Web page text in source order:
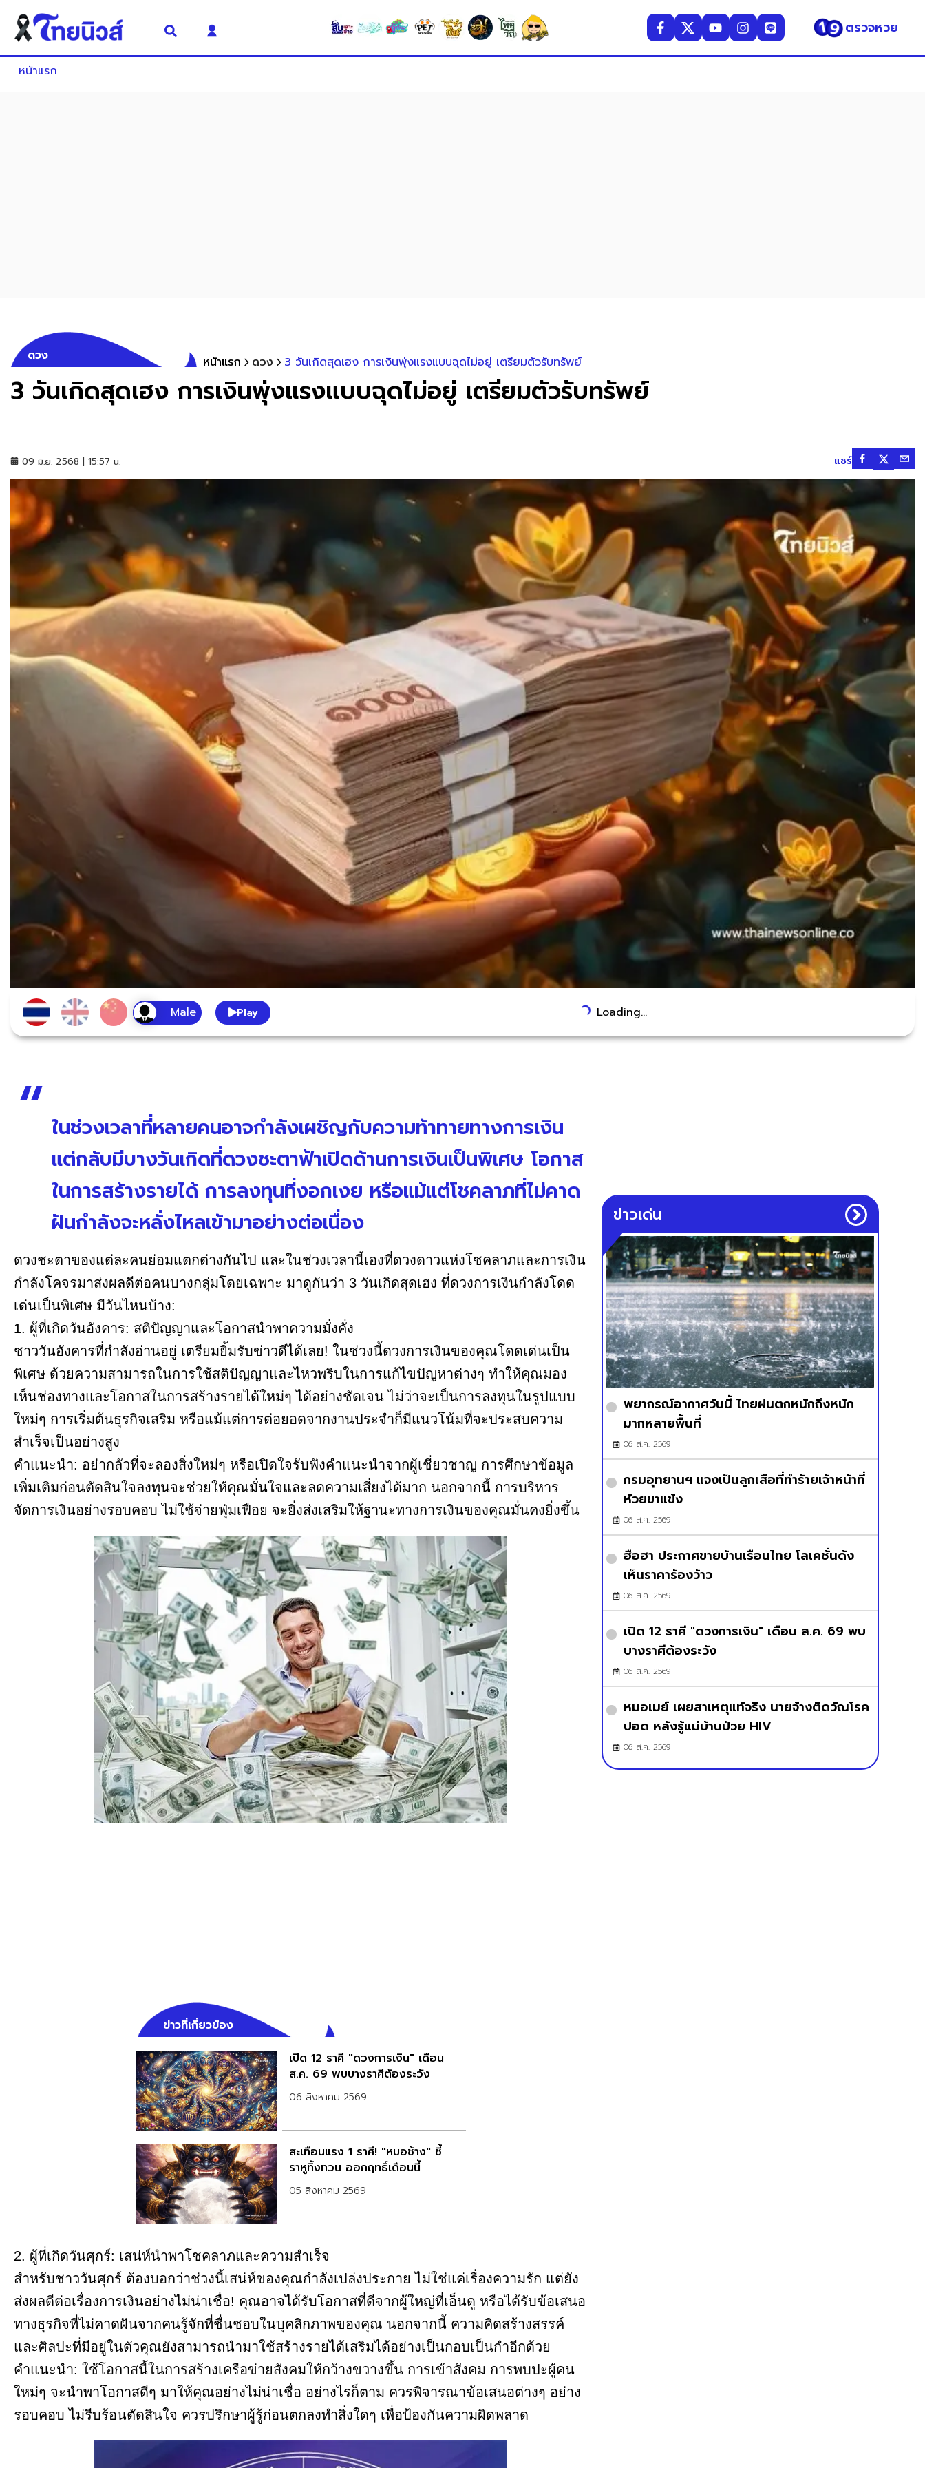
ตรวจหวย
หน้าแรก
ดวง หน้าแรก ดวง 3 วันเกิดสุดเฮง การเงินพุ่งแรงแบบฉุดไม่อยู่ เตรียมตัวรับทรัพย์
3 วันเกิดสุดเฮง การเงินพุ่งแรงแบบฉุดไม่อยู่ เตรียมตัวรับทรัพย์
09 มิ.ย. 2568 | 15:57 น. แชร์
Play Loading...
ในช่วงเวลาที่หลายคนอาจกำลังเผชิญกับความท้าทายทางการเงิน
แต่กลับมีบางวันเกิดที่ดวงชะตาฟ้าเปิดด้านการเงินเป็นพิเศษ โอกาส
ในการสร้างรายได้ การลงทุนที่งอกเงย หรือแม้แต่โชคลาภที่ไม่คาด
ฝันกำลังจะหลั่งไหลเข้ามาอย่างต่อเนื่อง
ดวงชะตาของแต่ละคนย่อมแตกต่างกันไป และในช่วงเวลานี้เองที่ดวงดาวแห่งโชคลาภและการเงิน
กำลังโคจรมาส่งผลดีต่อคนบางกลุ่มโดยเฉพาะ มาดูกันว่า 3 วันเกิดสุดเฮง ที่ดวงการเงินกำลังโดด
เด่นเป็นพิเศษ มีวันไหนบ้าง:
1. ผู้ที่เกิดวันอังคาร: สติปัญญาและโอกาสนำพาความมั่งคั่ง
ชาววันอังคารที่กำลังอ่านอยู่ เตรียมยิ้มรับข่าวดีได้เลย! ในช่วงนี้ดวงการเงินของคุณโดดเด่นเป็น
พิเศษ ด้วยความสามารถในการใช้สติปัญญาและไหวพริบในการแก้ไขปัญหาต่างๆ ทำให้คุณมอง
เห็นช่องทางและโอกาสในการสร้างรายได้ใหม่ๆ ได้อย่างชัดเจน ไม่ว่าจะเป็นการลงทุนในรูปแบบ
ใหม่ๆ การเริ่มต้นธุรกิจเสริม หรือแม้แต่การต่อยอดจากงานประจำก็มีแนวโน้มที่จะประสบความ
สำเร็จเป็นอย่างสูง
คำแนะนำ: อย่ากลัวที่จะลองสิ่งใหม่ๆ หรือเปิดใจรับฟังคำแนะนำจากผู้เชี่ยวชาญ การศึกษาข้อมูล
เพิ่มเติมก่อนตัดสินใจลงทุนจะช่วยให้คุณมั่นใจและลดความเสี่ยงได้มาก นอกจากนี้ การบริหาร
จัดการเงินอย่างรอบคอบ ไม่ใช้จ่ายฟุ่มเฟือย จะยิ่งส่งเสริมให้ฐานะทางการเงินของคุณมั่นคงยิ่งขึ้น
ข่าวที่เกี่ยวข้อง
เปิด 12 ราศี "ดวงการเงิน" เดือน
ส.ค. 69 พบบางราศีต้องระวัง
06 สิงหาคม 2569
สะเทือนแรง 1 ราศี! "หมอช้าง" ชี้
ราหูทิ้งทวน ออกฤทธิ์เดือนนี้
05 สิงหาคม 2569
2. ผู้ที่เกิดวันศุกร์: เสน่ห์นำพาโชคลาภและความสำเร็จ
สำหรับชาววันศุกร์ ต้องบอกว่าช่วงนี้เสน่ห์ของคุณกำลังเปล่งประกาย ไม่ใช่แค่เรื่องความรัก แต่ยัง
ส่งผลดีต่อเรื่องการเงินอย่างไม่น่าเชื่อ! คุณอาจได้รับโอกาสที่ดีจากผู้ใหญ่ที่เอ็นดู หรือได้รับข้อเสนอ
ทางธุรกิจที่ไม่คาดฝันจากคนรู้จักที่ชื่นชอบในบุคลิกภาพของคุณ นอกจากนี้ ความคิดสร้างสรรค์
และศิลปะที่มีอยู่ในตัวคุณยังสามารถนำมาใช้สร้างรายได้เสริมได้อย่างเป็นกอบเป็นกำอีกด้วย
คำแนะนำ: ใช้โอกาสนี้ในการสร้างเครือข่ายสังคมให้กว้างขวางขึ้น การเข้าสังคม การพบปะผู้คน
ใหม่ๆ จะนำพาโอกาสดีๆ มาให้คุณอย่างไม่น่าเชื่อ อย่างไรก็ตาม ควรพิจารณาข้อเสนอต่างๆ อย่าง
รอบคอบ ไม่รีบร้อนตัดสินใจ ควรปรึกษาผู้รู้ก่อนตกลงทำสิ่งใดๆ เพื่อป้องกันความผิดพลาด
ข่าวเด่น
พยากรณ์อากาศวันนี้ ไทยฝนตกหนักถึงหนัก
มากหลายพื้นที่
06 ส.ค. 2569
กรมอุทยานฯ แจงเป็นลูกเสือที่ทำร้ายเจ้าหน้าที่
ห้วยขาแข้ง
06 ส.ค. 2569
ฮือฮา ประกาศขายบ้านเรือนไทย โลเคชั่นดัง
เห็นราคาร้องว้าว
06 ส.ค. 2569
เปิด 12 ราศี "ดวงการเงิน" เดือน ส.ค. 69 พบ
บางราศีต้องระวัง
06 ส.ค. 2569
หมอเมย์ เผยสาเหตุแท้จริง นายจ้างติดวัณโรค
ปอด หลังรู้แม่บ้านป่วย HIV
06 ส.ค. 2569